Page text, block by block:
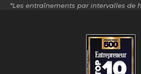
*Les entraînements par intervalles de